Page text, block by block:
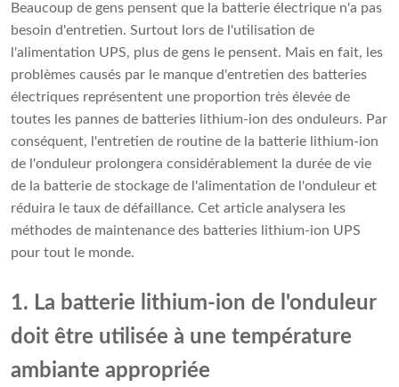
Beaucoup de gens pensent que la batterie électrique n'a pas
besoin d'entretien. Surtout lors de l'utilisation de
l'alimentation UPS, plus de gens le pensent. Mais en fait, les
problèmes causés par le manque d'entretien des batteries
électriques représentent une proportion très élevée de
toutes les pannes de batteries lithium-ion des onduleurs. Par
conséquent, l'entretien de routine de la batterie lithium-ion
de l'onduleur prolongera considérablement la durée de vie
de la batterie de stockage de l'alimentation de l'onduleur et
réduira le taux de défaillance. Cet article analysera les
méthodes de maintenance des batteries lithium-ion UPS
pour tout le monde.
1. La batterie lithium-ion de l'onduleur
doit être utilisée à une température
ambiante appropriée